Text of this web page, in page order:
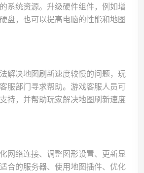
系统资源。升级硬件组件，例如增
盘，也可以提高电脑的性能和地图
解决地图刷新速度较慢的问题，玩
服部门寻求帮助。游戏客服人员可
持，并帮助玩家解决地图刷新速度
网络连接、调整图形设置、更新显
合的服务器、使用地图插件、优化